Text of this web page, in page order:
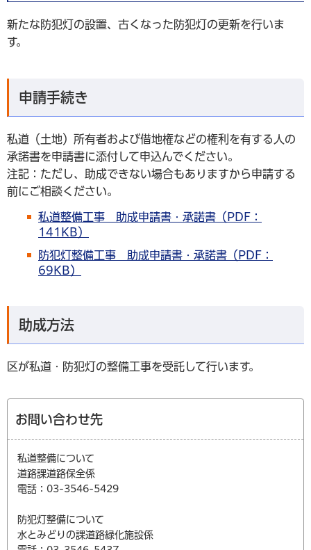
新たな防犯灯の設置、古くなった防犯灯の更新を行いま
す。
申請手続き
私道（土地）所有者および借地権などの権利を有する人の
承諾書を申請書に添付して申込んでください。
注記：ただし、助成できない場合もありますから申請する
前にご相談ください。
私道整備工事 助成申請書・承諾書（PDF：
141KB）
防犯灯整備工事 助成申請書・承諾書（PDF：
69KB）
助成方法
区が私道・防犯灯の整備工事を受託して行います。
お問い合わせ先
私道整備について
道路課道路保全係
電話：03-3546-5429
防犯灯整備について
水とみどりの課道路緑化施設係